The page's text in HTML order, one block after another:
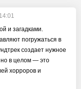
и загадками.
погружаться в
создает нужное
но в целом — это
хорроров и